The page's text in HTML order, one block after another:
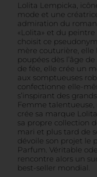
Lolita Lempicka,
mode et une
admiration du
«Lolita» et du
choisit ce
mère couturière,
poupées dès l’âge
de fée, elle crée un
aux somptueuses
confectionne elle-
s’inspirant des
Femme
crée sa marque
sa propre collection
mari et plus tard de
dévoile son projet le
Parfum. Véritable
rencontre alors un
best-seller mondial.